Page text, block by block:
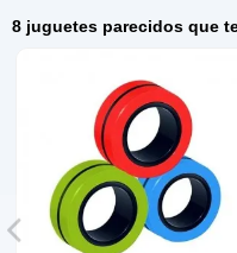
8 juguetes parecidos que